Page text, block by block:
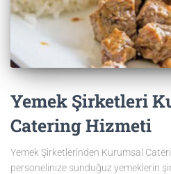
Yemek Şirketleri
Catering Hizmeti
Yemek Şirketlerinden Kurumsal
personelinize sunduğuz yemeklerin